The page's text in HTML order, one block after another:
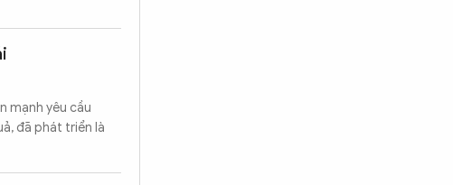
mạnh yêu cầu
đã phát triển là